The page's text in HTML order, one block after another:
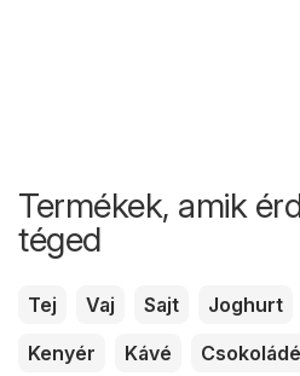
Termékek, amik
téged
Tej Vaj Sajt Joghurt
Kenyér
Kávé Csokoládé